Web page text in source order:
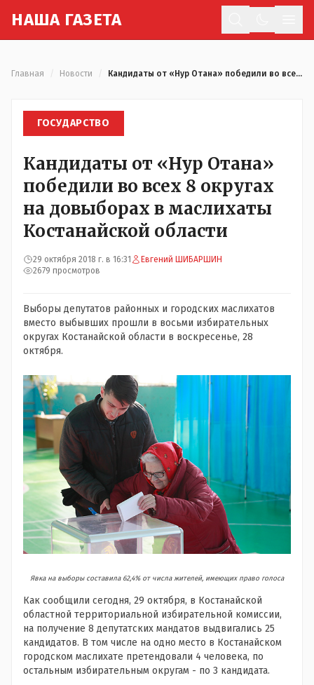
НАША ГАЗЕТА
Главная Новости Кандидаты от «Нур Отана» победили во всех 8 округах на довыборах в маслихаты Костанайской области
ГОСУДАРСТВО
Кандидаты от «Нур Отана»
победили во всех 8 округах
на довыборах в маслихаты
Костанайской области
29 октября 2018 г. в 16:31
Евгений ШИБАРШИН
2679 просмотров
Выборы депутатов районных и городских маслихатов
вместо выбывших прошли в восьми избирательных
округах Костанайской области в воскресенье, 28
октября.
Явка на выборы составила 62,4% от числа жителей, имеющих право голоса
Как сообщили сегодня, 29 октября, в Костанайской
областной территориальной избирательной комиссии,
на получение 8 депутатских мандатов выдвигались 25
кандидатов. В том числе на одно место в Костанайском
городском маслихате претендовали 4 человека, по
остальным избирательным округам - по 3 кандидата.